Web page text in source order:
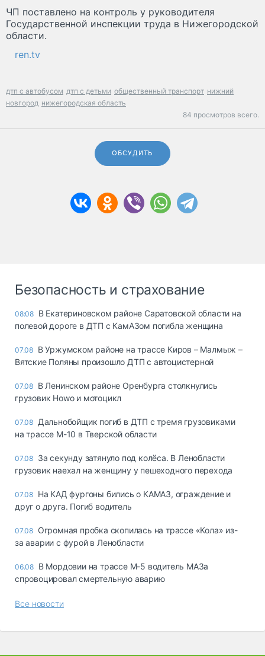
ЧП поставлено на контроль у руководителя
Государственной инспекции труда в Нижегородской
области.
ren.tv
дтп с автобусом дтп с детьми общественный транспорт нижний
новгород нижегородская область
84 просмотров всего.
ОБСУДИТЬ
Безопасность и страхование
08:08 В Екатериновском районе Саратовской области на
полевой дороге в ДТП с КамАЗом погибла женщина
07.08 В Уржумском районе на трассе Киров – Малмыж –
Вятские Поляны произошло ДТП с автоцистерной
07.08 В Ленинском районе Оренбурга столкнулись
грузовик Howo и мотоцикл
07.08 Дальнобойщик погиб в ДТП с тремя грузовиками
на трассе М-10 в Тверской области
07.08 За секунду затянуло под колёса. В Ленобласти
грузовик наехал на женщину у пешеходного перехода
07.08 На КАД фургоны бились о КАМАЗ, ограждение и
друг о друга. Погиб водитель
07.08 Огромная пробка скопилась на трассе «Кола» из-
за аварии с фурой в Ленобласти
06.08 В Мордовии на трассе М-5 водитель МАЗа
спровоцировал смертельную аварию
Все новости